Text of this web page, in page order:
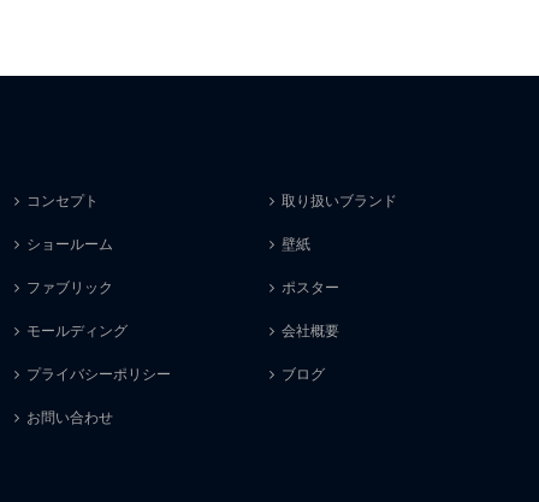
コンセプト 取り扱いブランド
ショールーム 壁紙
ファブリック ポスター
モールディング 会社概要
プライバシーポリシー ブログ
お問い合わせ